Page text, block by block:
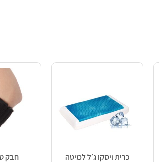
כרית ויסקו ג׳ל למיטה חבק